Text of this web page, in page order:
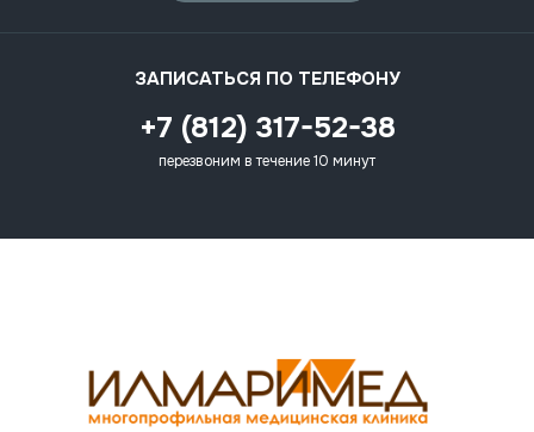
ЗАПИСАТЬСЯ ПО ТЕЛЕФОНУ
+7 (812) 317-52-38
перезвоним в течение 10 минут